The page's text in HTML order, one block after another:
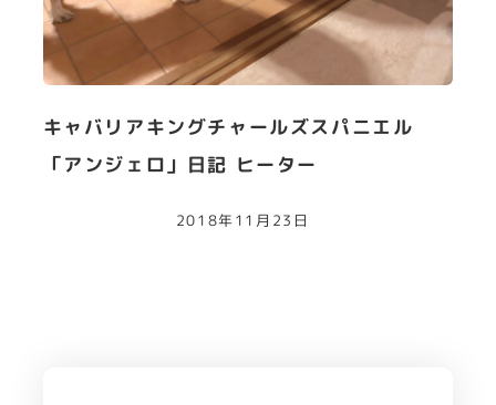
キャバリアキングチャールズスパニエル
「アンジェロ」日記 ヒーター
2018年11月23日